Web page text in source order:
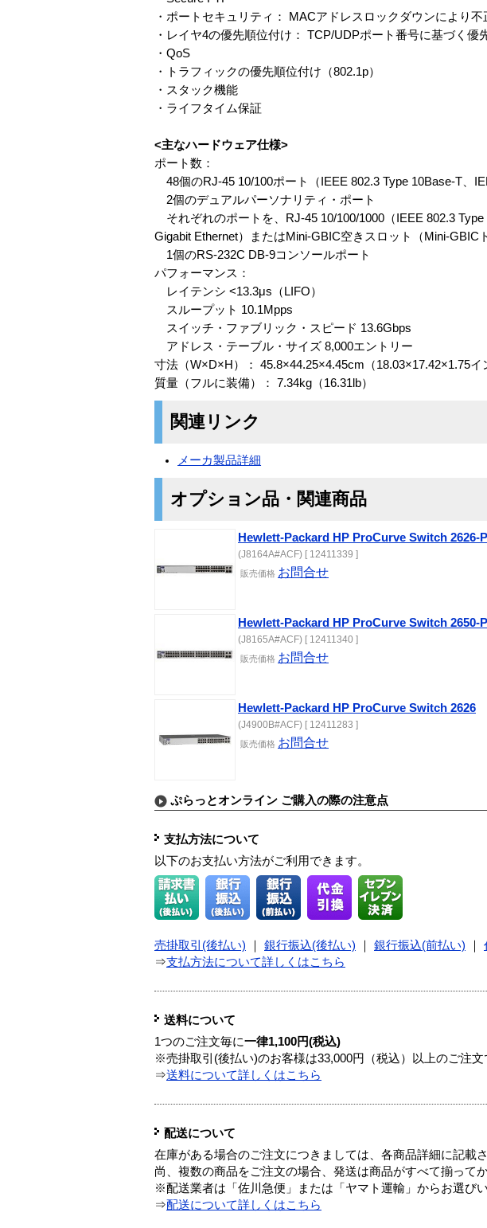
・ポートセキュリティ： MACアドレスロックダウンにより不
・レイヤ4の優先順位付け： TCP/UDPポート番号に基づく優
・QoS
・トラフィックの優先順位付け（802.1p）
・スタック機能
・ライフタイム保証
<主なハードウェア仕様>
ポート数：
48個のRJ-45 10/100ポート（IEEE 802.3 Type 10Base-T、
2個のデュアルパーソナリティ・ポート
それぞれのポートを、RJ-45 10/100/1000（IEEE 802.3
Gigabit Ethernet）またはMini-GBIC空きスロット（Mini-GBIC
1個のRS-232C DB-9コンソールポート
パフォーマンス：
レイテンシ <13.3μs（LIFO）
スループット 10.1Mpps
スイッチ・ファブリック・スピード 13.6Gbps
アドレス・テーブル・サイズ 8,000エントリー
寸法（W×D×H）： 45.8×44.25×4.45cm（18.03×17.42×1.75イ
質量（フルに装備）： 7.34kg（16.31lb）
関連リンク
メーカ製品詳細
オプション品・関連商品
Hewlett-Packard HP ProCurve Switch 2626-
(J8164A#ACF) [ 12411339 ]
販売価格 お問合せ
Hewlett-Packard HP ProCurve Switch 2650-
(J8165A#ACF) [ 12411340 ]
販売価格 お問合せ
Hewlett-Packard HP ProCurve Switch 2626
(J4900B#ACF) [ 12411283 ]
販売価格 お問合せ
ぷらっとオンライン ご購入の際の注意点
支払方法について
以下のお支払い方法がご利用できます。
売掛取引(後払い) 銀行振込(後払い) 銀行振込(前払い)
⇒支払方法について詳しくはこちら
送料について
1つのご注文毎に一律1,100円(税込)
※売掛取引(後払い)のお客様は33,000円（税込）以上のご注文
⇒送料について詳しくはこちら
配送について
在庫がある場合のご注文につきましては、各商品詳細に記載
尚、複数の商品をご注文の場合、発送は商品がすべて揃って
※配送業者は「佐川急便」または「ヤマト運輸」からお選び
⇒配送について詳しくはこちら